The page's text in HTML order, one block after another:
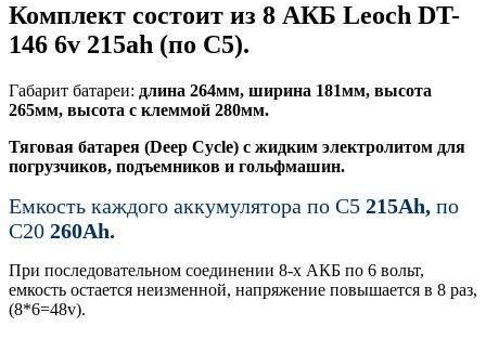
Комплект состоит из 8 АКБ Leoch DT-
146 6v 215ah (по С5).
Габарит батареи: длина 264мм, ширина 181мм, высота
265мм, высота с клеммой 280мм.
Тяговая батарея (Deep Cycle) с жидким электролитом для
погрузчиков, подъемников и гольфмашин.
Емкость каждого аккумулятора по С5 215Ah, по
C20 260Ah.
При последовательном соединении 8-х АКБ по 6 вольт,
емкость остается неизменной, напряжение повышается в 8 раз,
(8*6=48v).